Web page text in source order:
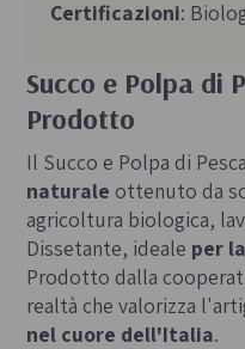
Succo e Polpa di
Prodotto
Il Succo e Polpa di
naturale ottenuto da
agricoltura biologica,
Dissetante, ideale per
Prodotto dalla
realtà che valorizza
nel cuore dell'Italia.
Certificazioni: